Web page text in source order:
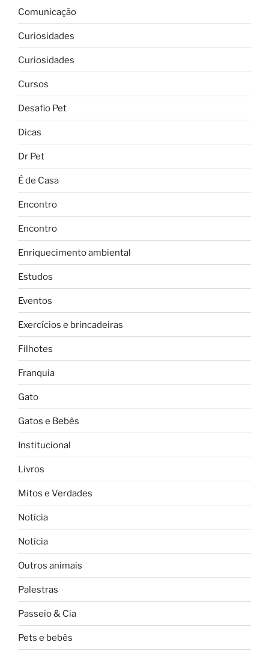
Comunicação
Curiosidades
Curiosidades
Cursos
Desafio Pet
Dicas
Dr Pet
É de Casa
Encontro
Encontro
Enriquecimento ambiental
Estudos
Eventos
Exercícios e brincadeiras
Filhotes
Franquia
Gato
Gatos e Bebês
Institucional
Livros
Mitos e Verdades
Notícia
Notícia
Outros animais
Palestras
Passeio & Cia
Pets e bebês